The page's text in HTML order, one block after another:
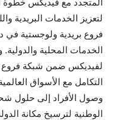
لتعزيز الخدمات البريدية
فروع بريدية ولوجستية في
الخدمات المحلية
لفيديكس ضمن شبكة فروع
التكامل مع الأسواق
وصول الأفراد إلى حلول
الوطنية لترسيخ مكانة